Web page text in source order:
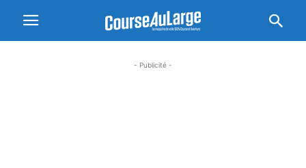
- Publicité -